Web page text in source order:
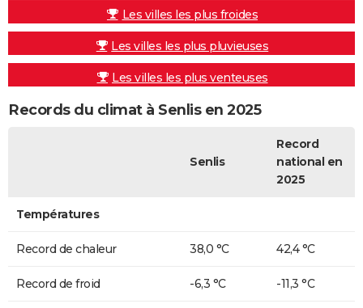
Les villes les plus froides
Les villes les plus pluvieuses
Les villes les plus venteuses
Records du climat à Senlis en 2025
Senlis
Record
national en
2025
Températures
Record de chaleur 38,0 °C 42,4 °C
Record de froid -6,3 °C -11,3 °C